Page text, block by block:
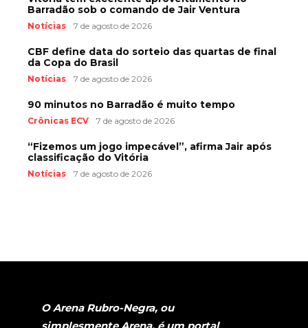
Barradão sob o comando de Jair Ventura
Notícias 7 de agosto de 2026
CBF define data do sorteio das quartas de final
da Copa do Brasil
Notícias 7 de agosto de 2026
90 minutos no Barradão é muito tempo
Crônicas ECV 7 de agosto de 2026
“Fizemos um jogo impecável”, afirma Jair após
classificação do Vitória
Notícias 7 de agosto de 2026
O Arena Rubro-Negra, ou